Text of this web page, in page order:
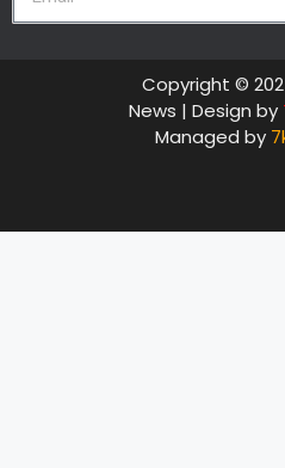
Copyright ©
News | Design by
Managed by